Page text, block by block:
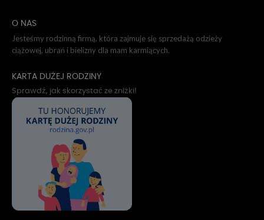
O NAS
Jesteśmy rodzinną firmą, która zajmuje się sprzedażą odzieży
ciążowej, ubrań i bielizny dla mam karmiących.
KARTA DUŻEJ RODZINY
Sprawdź, jak skorzystać ze zniżki!